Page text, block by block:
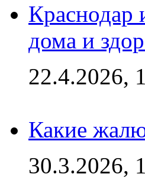
Краснодар
дома и
22.4.2026,
Какие
30.3.2026,